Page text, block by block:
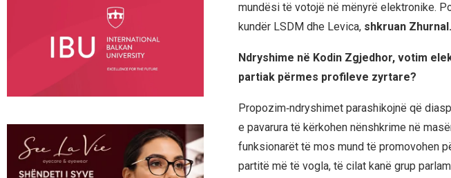
mundësi të votojë në mënyrë elektronike.
kundër LSDM dhe Levica, shkruan Zhurnal.
Ndryshime në Kodin Zgjedhor, votim
partiak përmes profileve zyrtare?
Propozim‑ndryshimet parashikojnë që
e pavarura të kërkohen nënshkrime në
funksionarët të mos mund të promovohen
partitë më të vogla, të cilat kanë grup